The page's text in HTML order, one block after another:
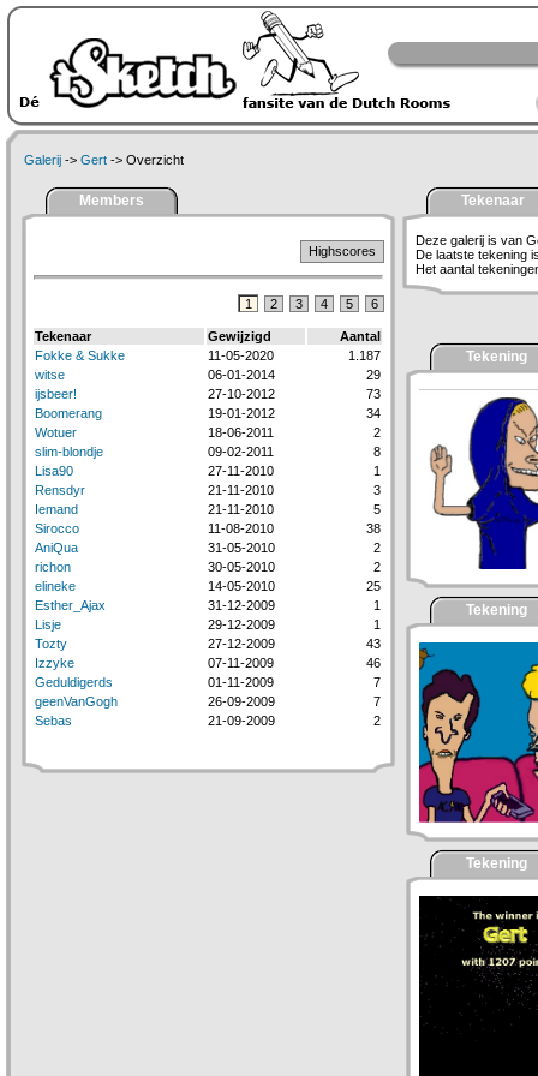
Galerij -> Gert -> Overzicht
Members
Highscores
1 2 3 4 5 6
Tekenaar Gewijzigd
Aantal
Fokke & Sukke
11-05-2020
1.187
witse
06-01-2014
29
ijsbeer!
27-10-2012
73
Boomerang
19-01-2012
34
Wotuer
18-06-2011
2
slim-blondje
09-02-2011
8
Lisa90
27-11-2010
1
Rensdyr
21-11-2010
3
Iemand
21-11-2010
5
Sirocco
11-08-2010
38
AniQua
31-05-2010
2
richon
30-05-2010
2
elineke
14-05-2010
25
Esther_Ajax
31-12-2009
1
Lisje
29-12-2009
1
Tozty
27-12-2009
43
Izzyke
07-11-2009
46
Geduldigerds
01-11-2009
7
geenVanGogh
26-09-2009
7
Sebas
21-09-2009 2
Tekenaar
Deze galerij is van
De laatste tekening
Het aantal
Tekening
Tekening
Tekening